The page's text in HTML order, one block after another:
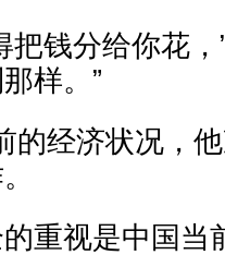
把钱分给你花
样。”
的经济状况，
重视是中国当